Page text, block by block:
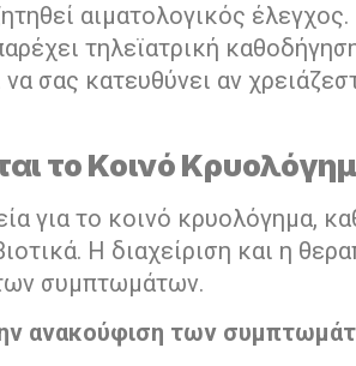
αιματολογικός έλεγχος.
τηλεϊατρική
σας κατευθύνει αν
το Κοινό
για το κοινό κρυολόγημα,
Η διαχείριση και η
συμπτωμάτων.
ανακούφιση των